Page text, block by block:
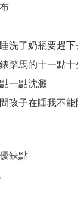
洗了奶瓶要趕下
踏馬的十一點十
一點沈澱
孩子在睡我不
缺點